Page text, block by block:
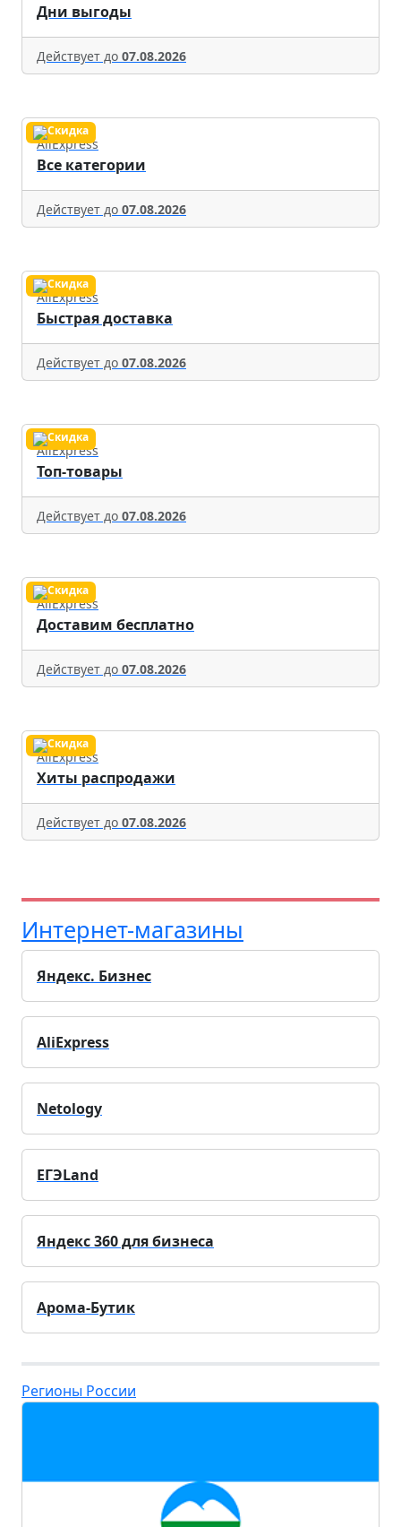
Дни выгоды
Действует до 07.08.2026
AliExpress
Все категории
Действует до 07.08.2026
AliExpress
Быстрая доставка
Действует до 07.08.2026
AliExpress
Топ-товары
Действует до 07.08.2026
AliExpress
Доставим бесплатно
Действует до 07.08.2026
AliExpress
Хиты распродажи
Действует до 07.08.2026
Интернет-магазины
Яндекс. Бизнес
AliExpress
Netology
ЕГЭLand
Яндекс 360 для бизнеса
Арома-Бутик
Регионы России